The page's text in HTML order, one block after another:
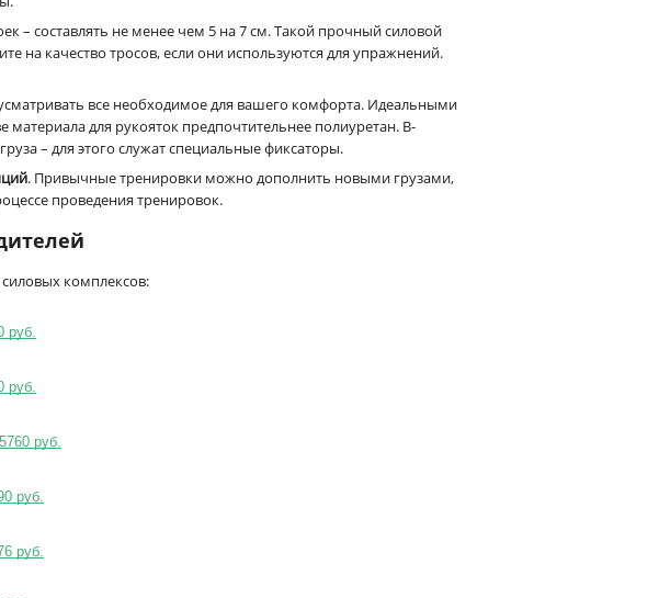
– составлять не менее чем 5 на 7 см. Такой прочный силовой
на качество тросов, если они используются для упражнений.
все необходимое для вашего комфорта. Идеальными
для рукояток предпочтительнее полиуретан. В-
– для этого служат специальные фиксаторы.
. Привычные тренировки можно дополнить новыми грузами,
проведения тренировок.
комплексов:
руб.
руб.
руб.
руб.
руб.